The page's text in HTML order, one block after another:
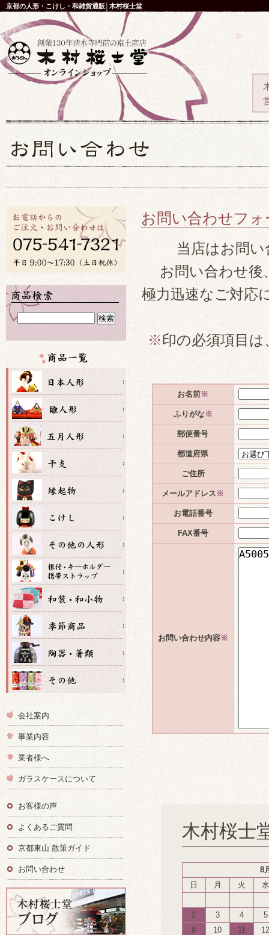
京都の人形・こけし・和雑貨通販│木村桜士堂
お問い合わせフォ
当店はお問
お問い合わせ後
極力迅速なご対応
※印の必須項目
お名前※
ふりがな※
郵便番号
都道府県
ご住所
メールアドレス ※
お電話番号
FAX番号
お問い合わせ内容※
木村桜士
8
日
月 火 水
2 3 4
5
9
10 11
12
会社案内
事業内容
業者様へ
ガラスケースについて
お客様の声
よくあるご質問
京都東山 散策ガイド
お問い合わせ